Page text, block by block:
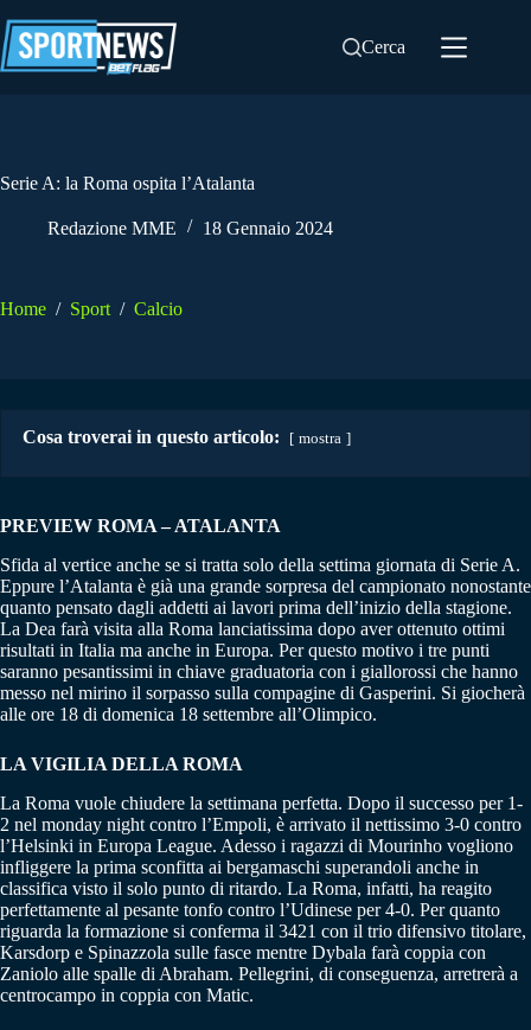
al
contenuto
Cerca
Serie A: la Roma ospita l’Atalanta
Redazione MME 18 Gennaio 2024
Home / Sport / Calcio
Cosa troverai in questo articolo: mostra
PREVIEW ROMA – ATALANTA
Sfida al vertice anche se si tratta solo della settima giornata di Serie A.
Eppure l’Atalanta è già una grande sorpresa del campionato nonostante
quanto pensato dagli addetti ai lavori prima dell’inizio della stagione.
La Dea farà visita alla Roma lanciatissima dopo aver ottenuto ottimi
risultati in Italia ma anche in Europa. Per questo motivo i tre punti
saranno pesantissimi in chiave graduatoria con i giallorossi che hanno
messo nel mirino il sorpasso sulla compagine di Gasperini. Si giocherà
alle ore 18 di domenica 18 settembre all’Olimpico.
LA VIGILIA DELLA ROMA
La Roma vuole chiudere la settimana perfetta. Dopo il successo per 1-
2 nel monday night contro l’Empoli, è arrivato il nettissimo 3-0 contro
l’Helsinki in Europa League. Adesso i ragazzi di Mourinho vogliono
infliggere la prima sconfitta ai bergamaschi superandoli anche in
classifica visto il solo punto di ritardo. La Roma, infatti, ha reagito
perfettamente al pesante tonfo contro l’Udinese per 4-0. Per quanto
riguarda la formazione si conferma il 3421 con il trio difensivo titolare,
Karsdorp e Spinazzola sulle fasce mentre Dybala farà coppia con
Zaniolo alle spalle di Abraham. Pellegrini, di conseguenza, arretrerà a
centrocampo in coppia con Matic.